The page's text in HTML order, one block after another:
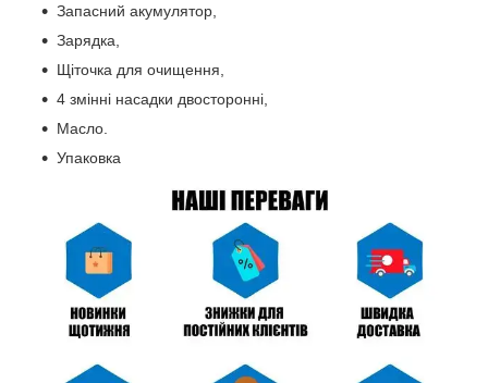
Запасний акумулятор,
Зарядка,
Щіточка для очищення,
4 змінні насадки двосторонні,
Масло.
Упаковка